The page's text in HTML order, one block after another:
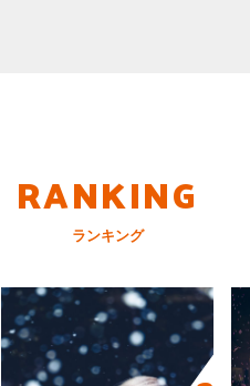
RANKING
ランキング